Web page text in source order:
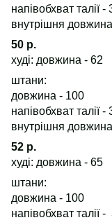
напівобхват талії
внутрішня
50 р.
худі: довжина - 62
штани:
довжина - 100
напівобхват талії
внутрішня
52 р.
худі: довжина - 65
штани:
довжина - 100
напівобхват талії